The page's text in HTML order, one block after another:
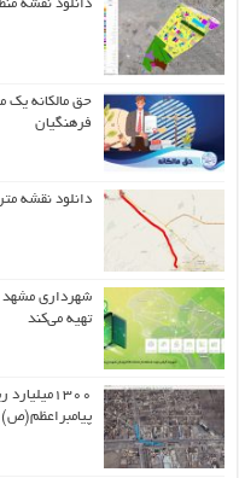
دانلود نقشه منطقه ۱۲ مشهد (الهیه) به تفکیک
حق مالکانه یک
فرهنگیان
دانلود نقشه
شهرداری مشهد
تهیه می‌کند
پیامبراعظم(ص)